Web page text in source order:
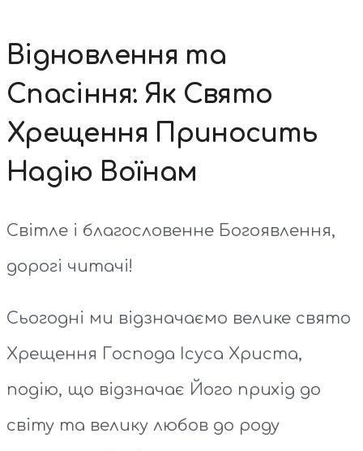
Відновлення та
Спасіння: Як Свято
Хрещення Приносить
Надію Воїнам
Світле і благословенне Богоявлення,
дорогі читачі!
Сьогодні ми відзначаємо велике свято
Хрещення Господа Ісуса Христа,
подію, що відзначає Його прихід до
світу та велику любов до роду